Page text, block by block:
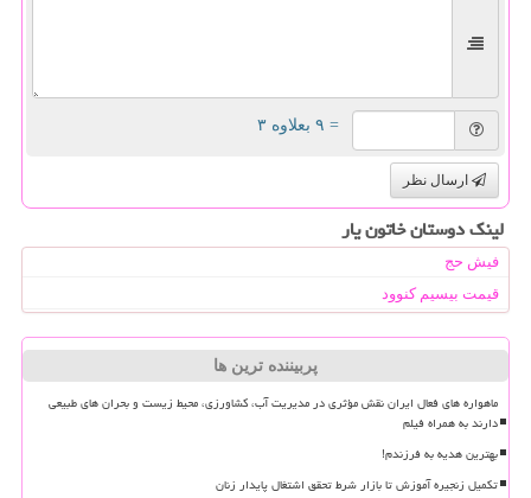
= ۹ بعلاوه ۳
ارسال نظر
لینک دوستان خاتون یار
فیش حج
قیمت بیسیم کنوود
پربیننده ترین ها
ماهواره های فعال ایران نقش مؤثری در مدیریت آب، کشاورزی، محیط زیست و بحران های طبیعی
دارند به همراه فیلم
بهترین هدیه به فرزندم!
تکمیل زنجیره آموزش تا بازار شرط تحقق اشتغال پایدار زنان